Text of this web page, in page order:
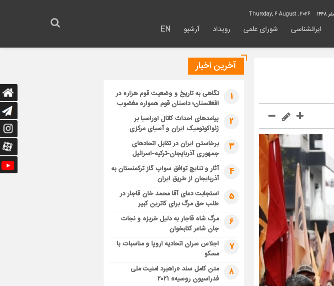
ایرانشناسی شورای علمی رویداد آرشیو EN
آخرین اخبار
1
نگاهی به تاریخ و وضعیت قوم هزاره در
افغانستان؛ داستان قوم همواره مغضوب
2
پیامدهای احداث کانال اوراسیا بر
ژئواکونومیک ایران و آسیای مرکزی
3
برخاستن ایران در تقابل اتحادهای
جمهوری آذربایجان-ترکیه-اسرائیل
4
آثار و نتایج توافق سواپ گاز ترکمنستان به
آذربایجان از طریق ایران
5
استجابت دعای آقا محمد خان قاجار در
طلب حق مرگ برای کاترین کبیر
6
مرگ شاه قاجار به دلیل خربزه و نجات
جان شاعر کتابخوان
7
اجلاس سران اتحادیه اروپا و مناسبات با
مسکو
8
متن کامل سند «راهبرد امنیت ملی
فدراسیون روسیه» ۲۰۲۱